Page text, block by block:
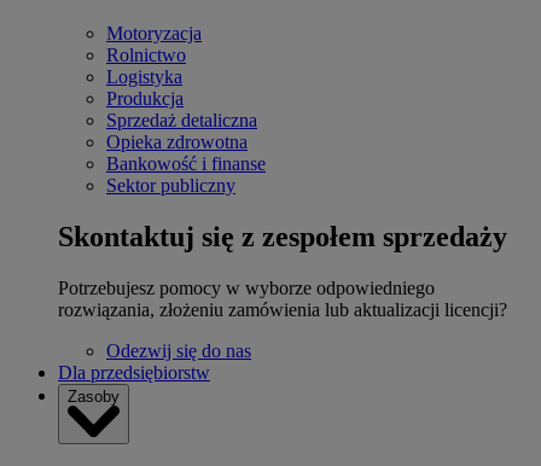
Motoryzacja
Rolnictwo
Logistyka
Produkcja
Sprzedaż detaliczna
Opieka zdrowotna
Bankowość i finanse
Sektor publiczny
Skontaktuj się z zespołem sprzedaży
Potrzebujesz pomocy w wyborze odpowiedniego
rozwiązania, złożeniu zamówienia lub aktualizacji licencji?
Odezwij się do nas
Dla przedsiębiorstw
Zasoby